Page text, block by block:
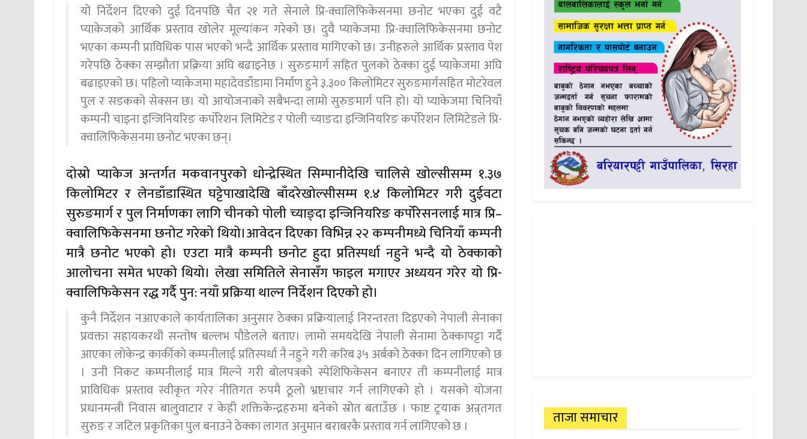
यो निर्देशन दिएको दुई दिनपछि चैत २१ गते सेनाले प्रि-क्वालिफिकेसनमा छनोट भएका दुई वटै
प्याकेजको आर्थिक प्रस्ताव खोलेर मूल्यांकन गरेको छ। दुवै प्याकेजमा प्रि-क्वालिफिकेसनमा छनोट
भएका कम्पनी प्राविधिक पास भएको भन्दै आर्थिक प्रस्ताव मागिएको छ। उनीहरुले आर्थिक प्रस्ताव पेश
गरेपछि ठेक्का सम्झौता प्रक्रिया अघि बढाइनेछ । सुरुङमार्ग सहित पुलको ठेक्का दुई प्याकेजमा अघि
बढाइएको छ। पहिलो प्याकेजमा महादेवडाँडामा निर्माण हुने ३.३०० किलोमिटर सुरुङमार्गसहित मोटरेवल
पुल र सडकको सेक्सन छ। यो आयोजनाको सबैभन्दा लामो सुरुङमार्ग पनि हो। यो प्याकेजमा चिनियाँ
कम्पनी चाइना इन्जिनियरिङ कर्पोरेशन लिमिटेड र पोली च्याङदा इन्जिनियरिङ कर्पोरेशन लिमिटेडले प्रि-
क्वालिफिकेसनमा छनोट भएका छन्।
दोस्रो प्याकेज अन्तर्गत मकवानपुरको धोन्द्रेस्थित सिम्पानीदेखि चालिसे खोल्सीसम्म १.३७
किलोमिटर र लेनडाँडास्थित घट्टेपाखादेखि बाँदरेखोल्सीसम्म १.४ किलोमिटर गरी दुईवटा
सुरुङमार्ग र पुल निर्माणका लागि चीनको पोली च्याङ्दा इन्जिनियरिङ कर्पोरेसनलाई मात्र प्रि–
क्वालिफिकेसनमा छनोट गरेको थियो।आवेदन दिएका विभिन्न २२ कम्पनीमध्ये चिनियाँ कम्पनी
मात्रै छनोट भएको हो। एउटा मात्रै कम्पनी छनोट हुदा प्रतिस्पर्धा नहुने भन्दै यो ठेक्काको
आलोचना समेत भएको थियो। लेखा समितिले सेनासँग फाइल मगाएर अध्ययन गरेर यो प्रि-
क्वालिफिकेसन रद्ध गर्दै पुन: नयाँ प्रक्रिया थाल्न निर्देशन दिएको हो।
कुनै निर्देशन नआएकाले कार्यतालिका अनुसार ठेक्का प्रक्रियालाई निरन्तरता दिइएको नेपाली सेनाका
प्रवक्ता सहायकरथी सन्तोष बल्लभ पौडेलले बताए। लामो समयदेखि नेपाली सेनामा ठेक्कापट्टा गर्दै
आएका लोकेन्द्र कार्कीको कम्पनीलाई प्रतिस्पर्धा नै नहुने गरी करिब ३५ अर्बको ठेक्का दिन लागिएको छ
। उनी निकट कम्पनीलाई मात्र मिल्ने गरी बोलपत्रको स्पेशिफिकेसन बनाएर ती कम्पनीलाई मात्र
प्राविधिक प्रस्ताव स्वीकृत गरेर नीतिगत रुपमै ठूलो भ्रष्टाचार गर्न लागिएको हो । यसको योजना
प्रधानमन्त्री निवास बालुवाटार र केही शक्तिकेन्द्रहरुमा बनेको स्रोत बताउँछ । फाष्ट ट्रयाक अन्र्तगत
सुरुङ र जटिल प्रकृतिका पुल बनाउने ठेक्का लागत अनुमान बराबरकै प्रस्ताव गर्न लागिएको छ ।
ताजा समाचार